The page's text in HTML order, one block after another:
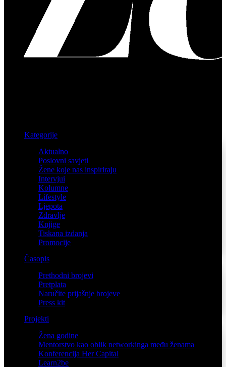
Kategorije
Aktualno
Poslovni savjeti
Žene koje nas inspiriraju
Intervjui
Kolumne
Lifestyle
Ljepota
Zdravlje
Knjige
Tiskana izdanja
Promocije
Časopis
Prethodni brojevi
Pretplata
Naručite prijašnje brojeve
Press kit
Projekti
Žena godine
Mentorstvo kao oblik networkinga među ženama
Konferencija Her Capital
Learn2be